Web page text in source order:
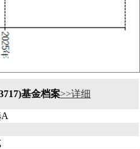
基金档案>>详细